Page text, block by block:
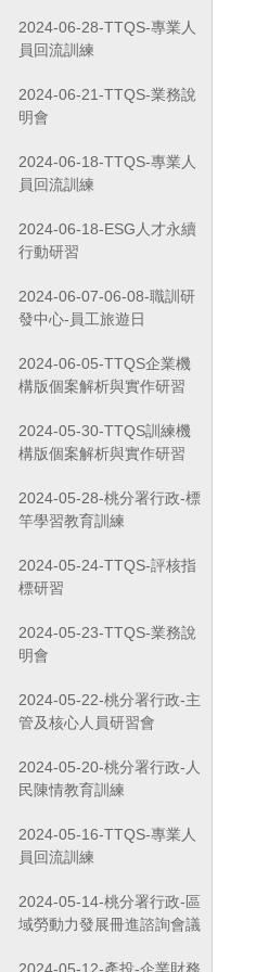
2024-06-28-TTQS-專業人
員回流訓練
2024-06-21-TTQS-業務說
明會
2024-06-18-TTQS-專業人
員回流訓練
2024-06-18-ESG人才永續
行動研習
2024-06-07-06-08-職訓研
發中心-員工旅遊日
2024-06-05-TTQS企業機
構版個案解析與實作研習
2024-05-30-TTQS訓練機
構版個案解析與實作研習
2024-05-28-桃分署行政-標
竿學習教育訓練
2024-05-24-TTQS-評核指
標研習
2024-05-23-TTQS-業務說
明會
2024-05-22-桃分署行政-主
管及核心人員研習會
2024-05-20-桃分署行政-人
民陳情教育訓練
2024-05-16-TTQS-專業人
員回流訓練
2024-05-14-桃分署行政-區
域勞動力發展冊進諮詢會議